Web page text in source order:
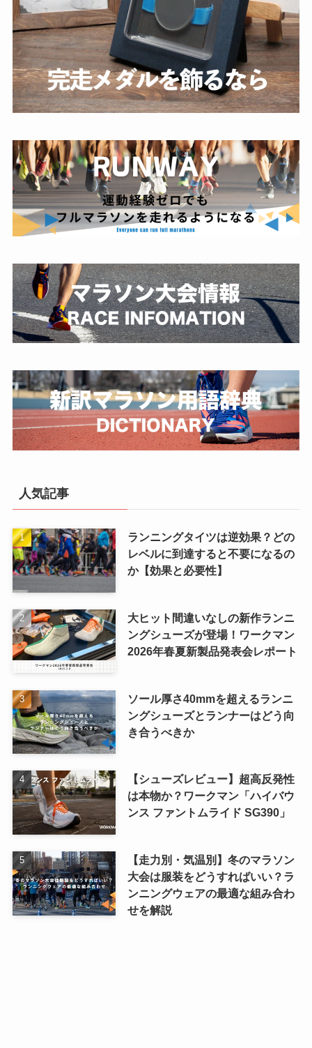
人気記事
ランニングタイツは逆効果？どの
レベルに到達すると不要になるの
か【効果と必要性】
大ヒット間違いなしの新作ランニ
ングシューズが登場！ワークマン
2026年春夏新製品発表会レポート
ソール厚さ40mmを超えるランニ
ングシューズとランナーはどう向
き合うべきか
【シューズレビュー】超高反発性
は本物か？ワークマン「ハイバウ
ンス ファントムライド SG390」
【走力別・気温別】冬のマラソン
大会は服装をどうすればいい？ラ
ンニングウェアの最適な組み合わ
せを解説